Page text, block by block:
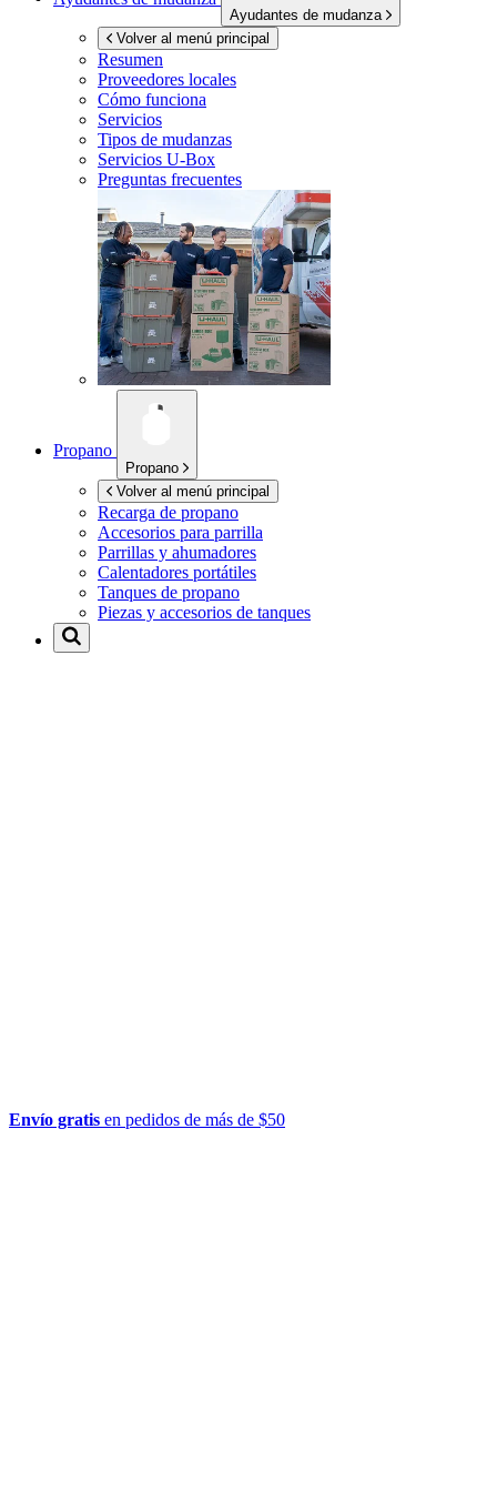
Ayudantes de mudanza
Volver al menú principal
Resumen
Proveedores locales
Cómo funciona
Servicios
Tipos de mudanzas
Servicios U-Box
Preguntas frecuentes
Propano
Propano
Volver al menú principal
Recarga de propano
Accesorios para parrilla
Parrillas y ahumadores
Calentadores portátiles
Tanques de propano
Piezas y accesorios de tanques
Envío gratis en pedidos de más de $50